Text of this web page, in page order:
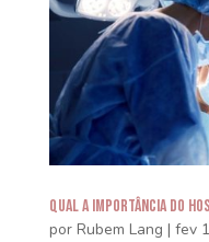
Qual a Importância do
por Rubem Lang | fev